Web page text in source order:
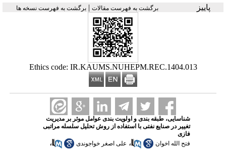
پاییزبرگشت به فهرست مقالات |برگشت به فهرست نسخه ها
Ethics code: IR.KAUMS.NUHEPM.REC.1404.013
شناسایی، طبقه بندی و اولویت بندی عوامل موثر بر مدیریت
تغییر در صنایع نفتی با استفاده از روش تحلیل سلسله مراتبی
فازی
فتح الله اخوان
، علی اصغر خواجوندی ،